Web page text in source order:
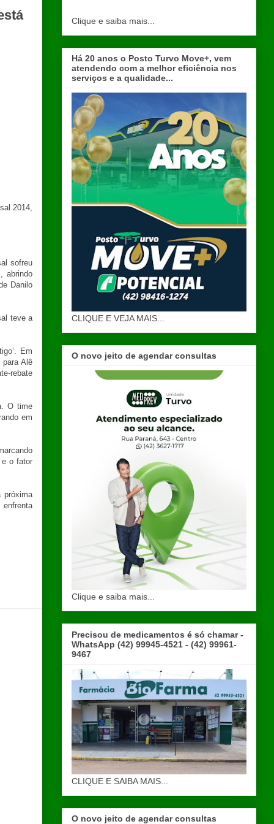
2014,
sofreu
abrindo
Danilo
teve a
Em
para Alê
rebate
O time
em
e o fator
próxima
Clique e saiba mais...
Há 20 anos o Posto Turvo Move+, vem
atendendo com a melhor eficiência nos
serviços e a qualidade...
CLIQUE E VEJA MAIS...
O novo jeito de agendar consultas
Clique e saiba mais...
Precisou de medicamentos é só chamar -
WhatsApp (42) 99945-4521 - (42) 99961-
9467
CLIQUE E SAIBA MAIS...
O novo jeito de agendar consultas